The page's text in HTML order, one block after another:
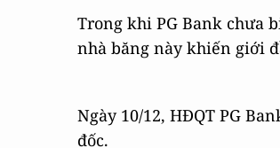
Trong khi PG Bank chưa
nhà băng này khiến giới
Ngày 10/12, HĐQT PG
đốc.